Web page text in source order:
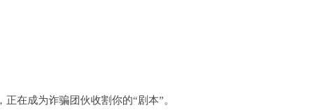
在成为诈骗团伙收割你的“剧本”。